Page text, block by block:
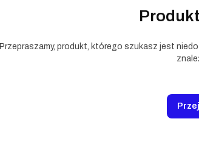
Przepraszamy, produkt, którego szukasz jest